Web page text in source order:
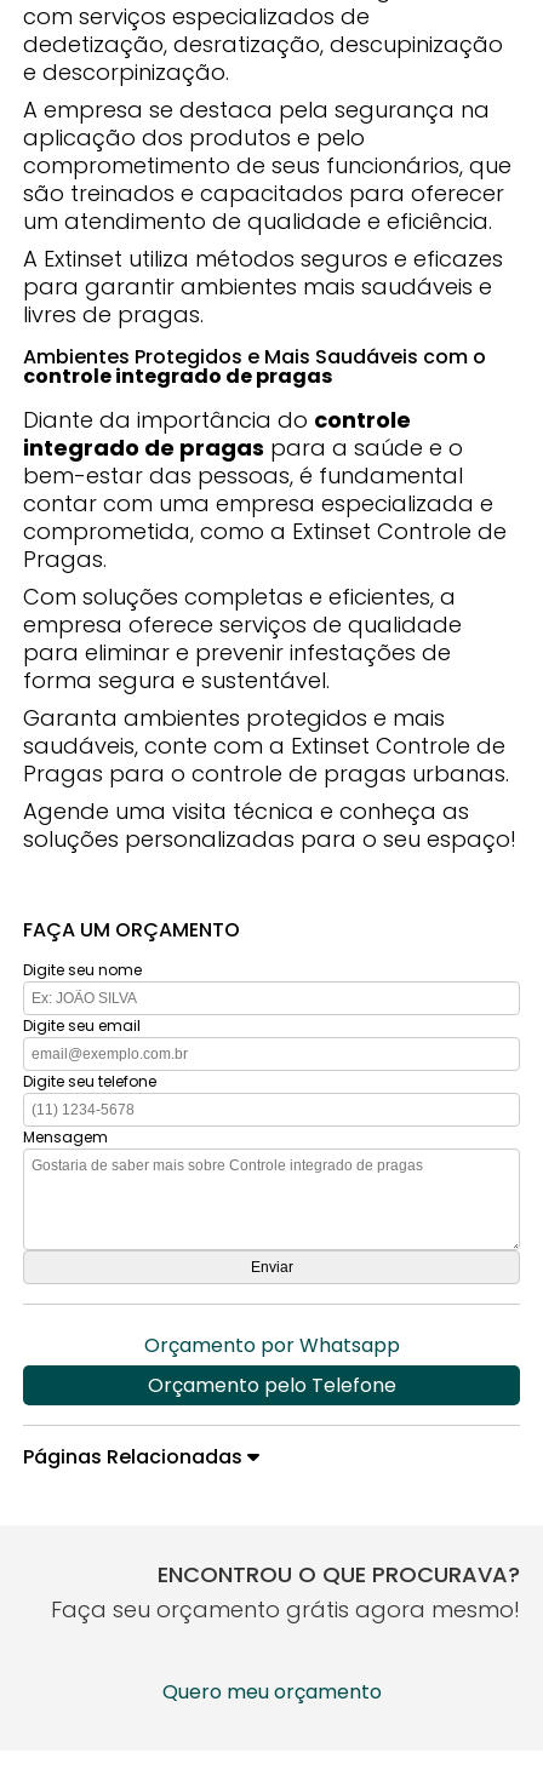
com serviços especializados de
dedetização, desratização, descupinização
e descorpinização.
A empresa se destaca pela segurança na
aplicação dos produtos e pelo
comprometimento de seus funcionários, que
são treinados e capacitados para oferecer
um atendimento de qualidade e eficiência.
A Extinset utiliza métodos seguros e eficazes
para garantir ambientes mais saudáveis e
livres de pragas.
Ambientes Protegidos e Mais Saudáveis com o
controle integrado de pragas
Diante da importância do controle
integrado de pragas para a saúde e o
bem-estar das pessoas, é fundamental
contar com uma empresa especializada e
comprometida, como a Extinset Controle de
Pragas.
Com soluções completas e eficientes, a
empresa oferece serviços de qualidade
para eliminar e prevenir infestações de
forma segura e sustentável.
Garanta ambientes protegidos e mais
saudáveis, conte com a Extinset Controle de
Pragas para o controle de pragas urbanas.
Agende uma visita técnica e conheça as
soluções personalizadas para o seu espaço!
FAÇA UM ORÇAMENTO
Digite seu nome
Digite seu email
Digite seu telefone
Mensagem
Orçamento por Whatsapp
Orçamento pelo Telefone
Páginas Relacionadas
ENCONTROU O QUE PROCURAVA?
Faça seu orçamento grátis agora mesmo!
Quero meu orçamento